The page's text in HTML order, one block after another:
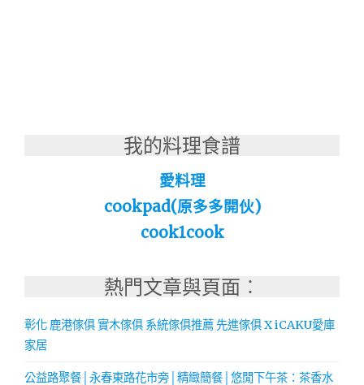
我的料理食譜
愛料理
cookpad(原多多開伙)
cook1cook
熱門文章與頁面︰
彰化 鹿港傢俱 實木傢俱 系統傢俱推薦 先進傢俱 X iCAKU愛庫
家居
公益路聚餐│永春東路花市旁│精緻簡餐│悠閒下午茶：茶香水